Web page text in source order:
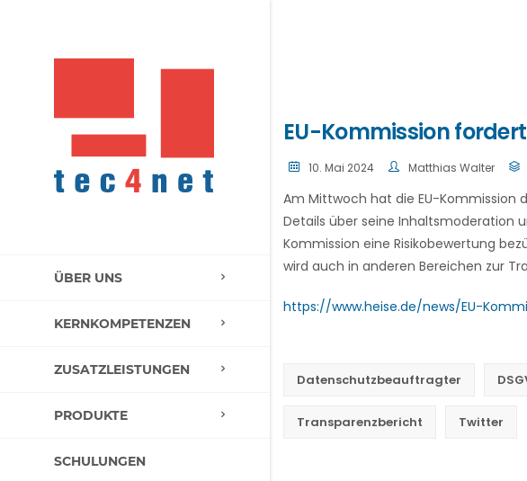
ÜBER UNS
KERNKOMPETENZEN
ZUSATZLEISTUNGEN
PRODUKTE
SCHULUNGEN
EU-Kommission
10. Mai 2024 Matthias Walter
Am Mittwoch hat die EU-
Details über seine Inhaltsmoderation
Kommission eine Risikobewertung
wird auch in anderen Bereichen zur
https://www.heise.de/news/EU-
Datenschutzbeauftragter
Transparenzbericht Twitter